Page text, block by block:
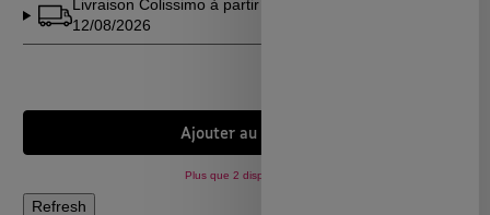
Livraison Colissimo à partir du
12/08/2026
Ajouter au panier
Plus que 2 disponibles !